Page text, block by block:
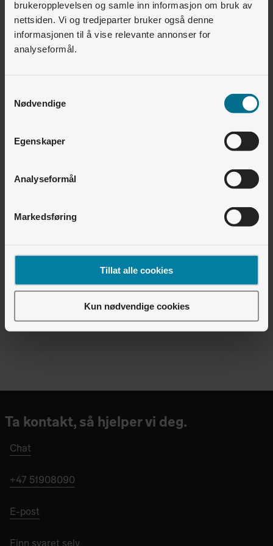
brukeropplevelsen og samle inn informasjon om bruk av
nettsiden. Vi og tredjeparter bruker også denne
informasjonen til å vise relevante annonser for
analyseformål.
Nødvendige
Egenskaper
Analyseformål
Markedsføring
Tillat alle cookies
Kun nødvendige cookies
Ja Nei
Hva inngår i standard installasjon?
Hva betyr de forskjellige lysene på Zaptec Go?
Finner du ikke det du leter etter?
Vi er pålogget - chat med oss
Ta kontakt, så hjelper vi deg.
Chat
+47 51908090
E-post
Finn svaret selv